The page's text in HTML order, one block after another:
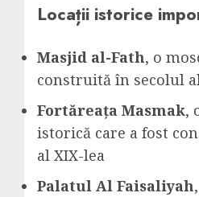
Locații istorice
Masjid al-Fath, o
construită în secolul
Fortăreața Masmak,
istorică care a fost
al XIX-lea
Palatul Al Faisaliyah